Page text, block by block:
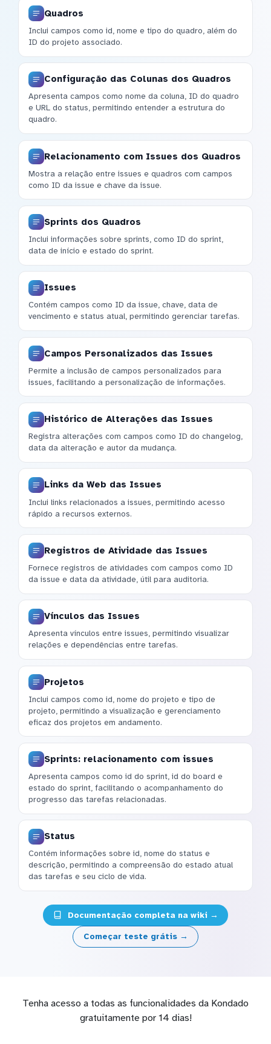
Quadros
Inclui campos como id, nome e tipo do quadro, além do
ID do projeto associado.
Configuração das Colunas dos Quadros
Apresenta campos como nome da coluna, ID do quadro
e URL do status, permitindo entender a estrutura do
quadro.
Relacionamento com Issues dos Quadros
Mostra a relação entre issues e quadros com campos
como ID da issue e chave da issue.
Sprints dos Quadros
Inclui informações sobre sprints, como ID do sprint,
data de início e estado do sprint.
Issues
Contém campos como ID da issue, chave, data de
vencimento e status atual, permitindo gerenciar tarefas.
Campos Personalizados das Issues
Permite a inclusão de campos personalizados para
issues, facilitando a personalização de informações.
Histórico de Alterações das Issues
Registra alterações com campos como ID do changelog,
data da alteração e autor da mudança.
Links da Web das Issues
Inclui links relacionados a issues, permitindo acesso
rápido a recursos externos.
Registros de Atividade das Issues
Fornece registros de atividades com campos como ID
da issue e data da atividade, útil para auditoria.
Vínculos das Issues
Apresenta vínculos entre issues, permitindo visualizar
relações e dependências entre tarefas.
Projetos
Inclui campos como id, nome do projeto e tipo de
projeto, permitindo a visualização e gerenciamento
eficaz dos projetos em andamento.
Sprints: relacionamento com issues
Apresenta campos como id do sprint, id do board e
estado do sprint, facilitando o acompanhamento do
progresso das tarefas relacionadas.
Status
Contém informações sobre id, nome do status e
descrição, permitindo a compreensão do estado atual
das tarefas e seu ciclo de vida.
Documentação completa na wiki →
Começar teste grátis →
Tenha acesso a todas as funcionalidades da Kondado
gratuitamente por 14 dias!